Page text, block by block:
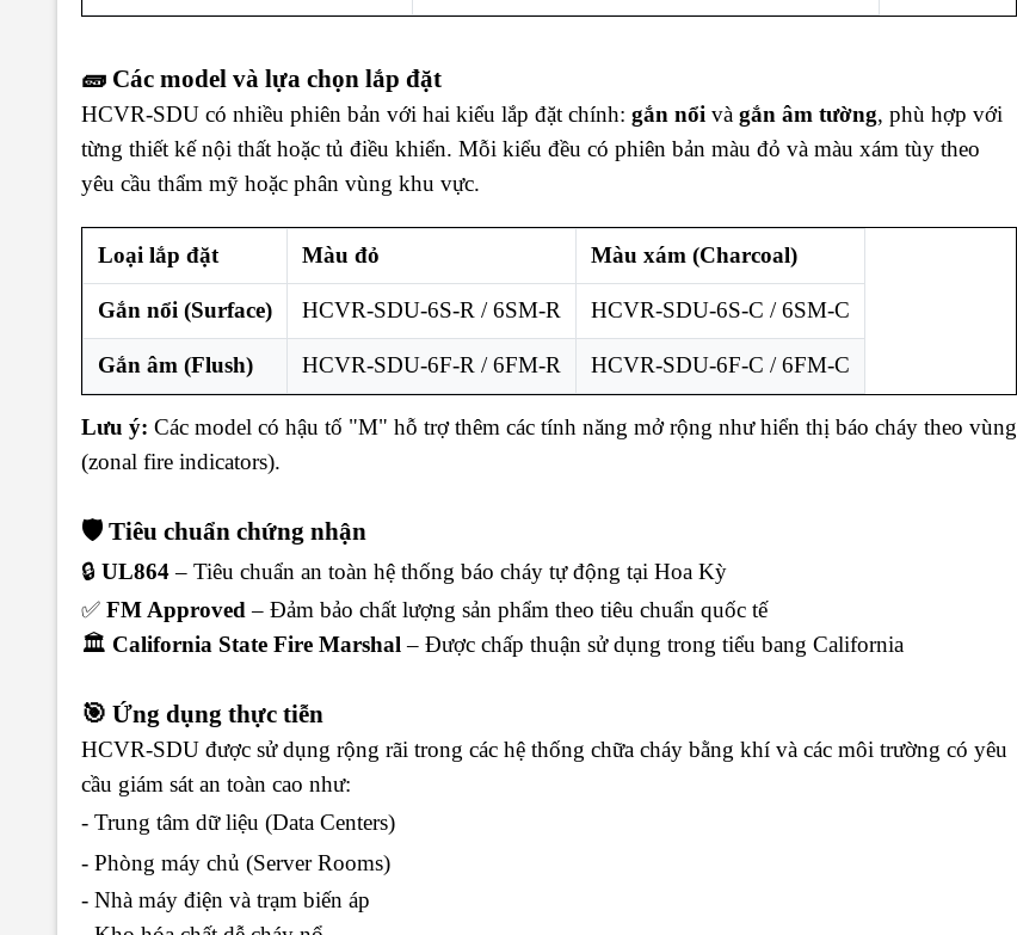
🧱 Các model và lựa chọn lắp đặt
HCVR-SDU có nhiều phiên bản với hai kiểu lắp đặt chính: gắn nổi và gắn âm tường, phù hợp với
từng thiết kế nội thất hoặc tủ điều khiển. Mỗi kiểu đều có phiên bản màu đỏ và màu xám tùy theo
yêu cầu thẩm mỹ hoặc phân vùng khu vực.
Loại lắp đặt Màu đỏ Màu xám (Charcoal)
Gắn nổi (Surface) HCVR-SDU-6S-R / 6SM-R HCVR-SDU-6S-C / 6SM-C
Gắn âm (Flush) HCVR-SDU-6F-R / 6FM-R HCVR-SDU-6F-C / 6FM-C
Lưu ý: Các model có hậu tố "M" hỗ trợ thêm các tính năng mở rộng như hiển thị báo cháy theo vùng
(zonal fire indicators).
🛡️ Tiêu chuẩn chứng nhận
🔒 UL864– Tiêu chuẩn an toàn hệ thống báo cháy tự động tại Hoa Kỳ
✅ FM Approved – Đảm bảo chất lượng sản phẩm theo tiêu chuẩn quốc tế
🏛️ California State Fire Marshal – Được chấp thuận sử dụng trong tiểu bang California
🎯 Ứng dụng thực tiễn
HCVR-SDU được sử dụng rộng rãi trong các hệ thống chữa cháy bằng khí và các môi trường có yêu
cầu giám sát an toàn cao như:
- Trung tâm dữ liệu (Data Centers)
- Phòng máy chủ (Server Rooms)
- Nhà máy điện và trạm biến áp